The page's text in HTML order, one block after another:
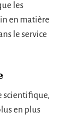
les
en matière
le service
scientifique,
en plus